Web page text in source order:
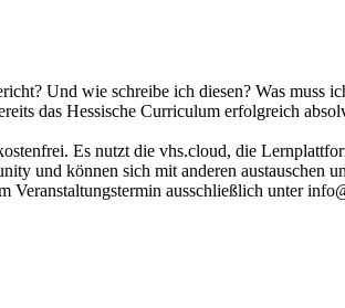
Und wie schreibe ich diesen? Was
das Hessische Curriculum erfolgreich
Es nutzt die vhs.cloud, die
und können sich mit anderen austauschen
Veranstaltungstermin ausschließlich unter